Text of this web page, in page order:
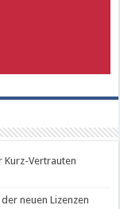
Kurz-Vertrauten
neuen Lizenzen